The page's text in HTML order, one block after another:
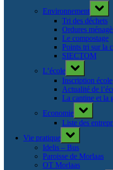
Environnement
Toggle
sub-
menu
Tri des déchets
Ordures
Le compostage
Points tri sur la
SIECTOM
L’école
Toggle
sub-
menu
Inscription école
Actualité de
La cantine et la
Economie
Toggle
sub-
menu
Liste des
Vie pratique
Toggle
sub-
menu
Idelis – Bus
Paroisse de Morlaas
OT Morlaas